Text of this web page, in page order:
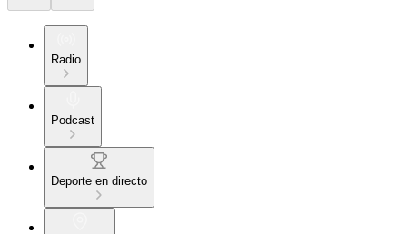
Radio
Podcast
Deporte en directo